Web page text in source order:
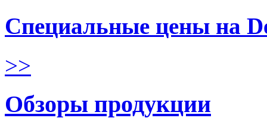
Специальные цены на
>>
Обзоры продукции